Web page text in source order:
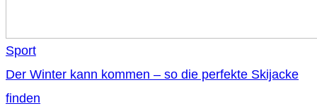
Sport
Der Winter kann kommen – so die perfekte Skijacke
finden